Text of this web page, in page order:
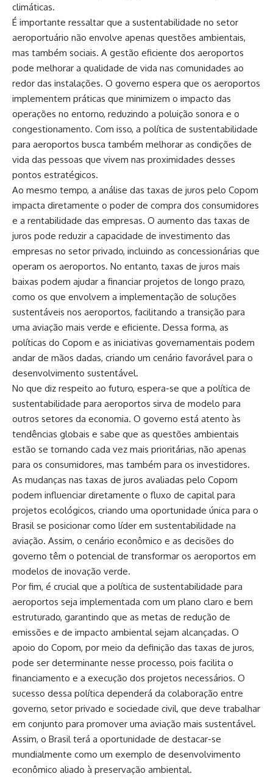
climáticas.
É importante ressaltar que a sustentabilidade no setor
aeroportuário não envolve apenas questões ambientais,
mas também sociais. A gestão eficiente dos aeroportos
pode melhorar a qualidade de vida nas comunidades ao
redor das instalações. O governo espera que os aeroportos
implementem práticas que minimizem o impacto das
operações no entorno, reduzindo a poluição sonora e o
congestionamento. Com isso, a política de sustentabilidade
para aeroportos busca também melhorar as condições de
vida das pessoas que vivem nas proximidades desses
pontos estratégicos.
Ao mesmo tempo, a análise das taxas de juros pelo Copom
impacta diretamente o poder de compra dos consumidores
e a rentabilidade das empresas. O aumento das taxas de
juros pode reduzir a capacidade de investimento das
empresas no setor privado, incluindo as concessionárias que
operam os aeroportos. No entanto, taxas de juros mais
baixas podem ajudar a financiar projetos de longo prazo,
como os que envolvem a implementação de soluções
sustentáveis nos aeroportos, facilitando a transição para
uma aviação mais verde e eficiente. Dessa forma, as
políticas do Copom e as iniciativas governamentais podem
andar de mãos dadas, criando um cenário favorável para o
desenvolvimento sustentável.
No que diz respeito ao futuro, espera-se que a política de
sustentabilidade para aeroportos sirva de modelo para
outros setores da economia. O governo está atento às
tendências globais e sabe que as questões ambientais
estão se tornando cada vez mais prioritárias, não apenas
para os consumidores, mas também para os investidores.
As mudanças nas taxas de juros avaliadas pelo Copom
podem influenciar diretamente o fluxo de capital para
projetos ecológicos, criando uma oportunidade única para o
Brasil se posicionar como líder em sustentabilidade na
aviação. Assim, o cenário econômico e as decisões do
governo têm o potencial de transformar os aeroportos em
modelos de inovação verde.
Por fim, é crucial que a política de sustentabilidade para
aeroportos seja implementada com um plano claro e bem
estruturado, garantindo que as metas de redução de
emissões e de impacto ambiental sejam alcançadas. O
apoio do Copom, por meio da definição das taxas de juros,
pode ser determinante nesse processo, pois facilita o
financiamento e a execução dos projetos necessários. O
sucesso dessa política dependerá da colaboração entre
governo, setor privado e sociedade civil, que deve trabalhar
em conjunto para promover uma aviação mais sustentável.
Assim, o Brasil terá a oportunidade de destacar-se
mundialmente como um exemplo de desenvolvimento
econômico aliado à preservação ambiental.